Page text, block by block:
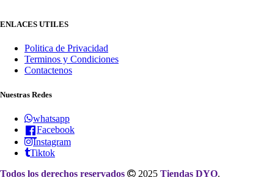
ENLACES UTILES
Politica de Privacidad
Terminos y Condiciones
Contactenos
Nuestras Redes
whatsapp
Facebook
Instagram
Tiktok
Todos los derechos reservados
2025 Tiendas DYO.